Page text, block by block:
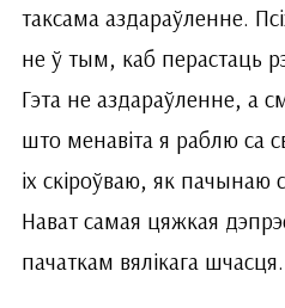
таксама аздараўленне.
не ў тым, каб перастаць
Гэта не аздараўленне, а
што менавіта я раблю са
іх скіроўваю, як пачынаю
Нават самая цяжкая
пачаткам вялікага шчасця.